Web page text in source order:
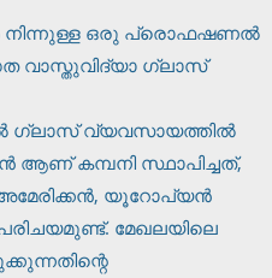
ഒരു പ്രൊഫഷണൽ
വാസ്തുവിദ്യാ ഗ്ലാസ്
ഗ്ലാസ് വ്യവസായത്തിൽ
ആണ് കമ്പനി സ്ഥാപിച്ചത്,
അമേരിക്കൻ, യൂറോപ്യൻ
മേഖലയിലെ